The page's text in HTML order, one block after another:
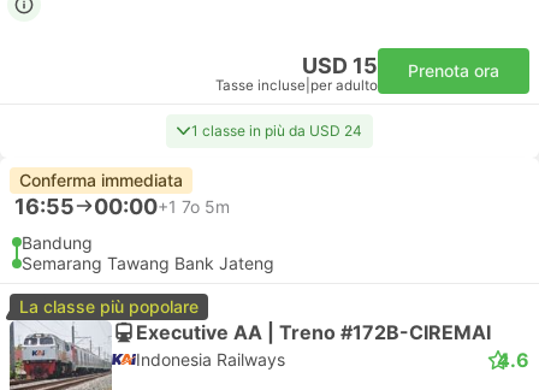
USD 15
Tasse incluse per adulto
Prenota ora
1 classe in più da USD 24
Conferma immediata
16:55 00:00+1 7o 5m
Bandung
Semarang Tawang Bank Jateng
La classe più popolare
Executive AA | Treno #172B-CIREMAI
Indonesia Railways 4.6